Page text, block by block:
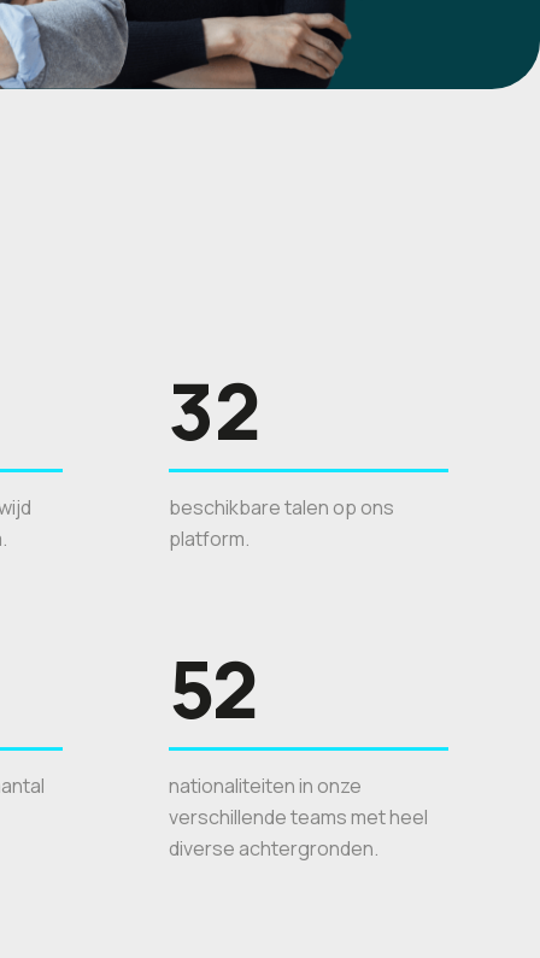
32
beschikbare talen op ons
platform.
52
nationaliteiten in onze
verschillende teams met heel
diverse achtergronden.